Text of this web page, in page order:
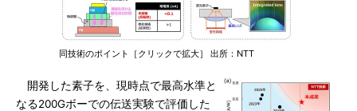
同技術のポイント［クリックで拡大］ 出所：NTT
開発した素子を、現時点で最高水準と
なる200Gボーでの伝送実験で評価した